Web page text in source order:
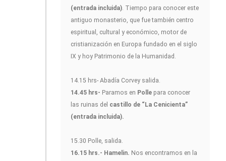
(entrada incluida). Tiempo para conocer este
antiguo monasterio, que fue también centro
espiritual, cultural y económico, motor de
cristianización en Europa fundado en el siglo
IX y hoy Patrimonio de la Humanidad.
14.15 hrs- Abadía Corvey salida.
14.45 hrs- Paramos en Polle para conocer
las ruinas del castillo de “La Cenicienta”
(entrada incluida).
15.30 Polle, salida.
16.15 hrs.- Hamelin. Nos encontramos en la